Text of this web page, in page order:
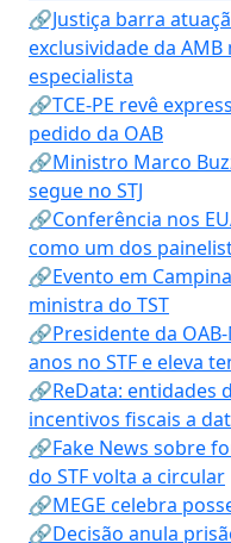
🔗Justiça barra
exclusividade da
especialista
🔗TCE-PE revê
pedido da OAB
🔗Ministro Marco
segue no STJ
🔗Conferência nos
como um dos
🔗Evento em
ministra do TST
🔗Presidente da
anos no STF e eleva
🔗ReData: entidades
incentivos fiscais a
🔗Fake News sobre
do STF volta a circular
🔗MEGE celebra
🔗Decisão anula